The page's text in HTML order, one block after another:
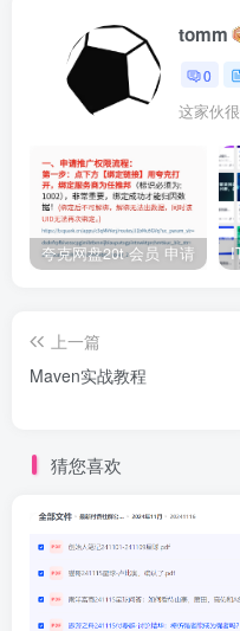
tomm
0
这家伙
夸克网盘20t 会员 申请
上一篇
Maven实战教程
猜您喜欢